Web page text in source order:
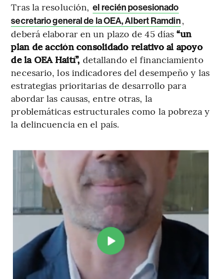
Tras la resolución, el recién posesionado
secretario general de la OEA, Albert Ramdin,
deberá elaborar en un plazo de 45 días“un
plan de acción consolidado relativo al apoyo
de la OEA Haití”, detallando el financiamiento
necesario, los indicadores del desempeño y las
estrategias prioritarias de desarrollo para
abordar las causas, entre otras, la
problemáticas estructurales como la pobreza y
la delincuencia en el país.